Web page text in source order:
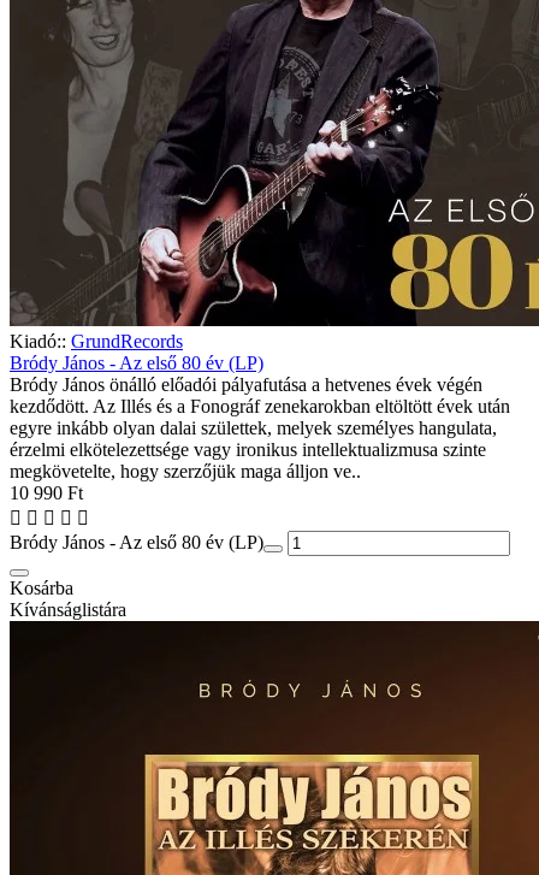
Kiadó:: GrundRecords
Bródy János - Az első 80 év (LP)
Bródy János önálló előadói pályafutása a hetvenes évek végén
kezdődött. Az Illés és a Fonográf zenekarokban eltöltött évek után
egyre inkább olyan dalai születtek, melyek személyes hangulata,
érzelmi elkötelezettsége vagy ironikus intellektualizmusa szinte
megkövetelte, hogy szerzőjük maga álljon ve..
10 990 Ft
Bródy János - Az első 80 év (LP)
Kosárba
Kívánságlistára